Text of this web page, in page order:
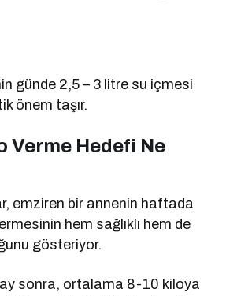
günde 2,5 – 3 litre su içmesi
önem taşır.
Verme Hedefi Ne
emziren bir annenin haftada
hem sağlıklı hem de
gösteriyor.
sonra, ortalama 8-10 kiloya